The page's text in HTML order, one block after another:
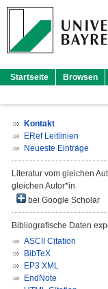
Startseite Browsen
Kontakt
ERef Leitlinien
Neueste Einträge
Literatur vom gleichen
gleichen Autor*in
bei Google Scholar
Bibliografische Daten
ASCII Citation
BibTeX
EP3 XML
EndNote